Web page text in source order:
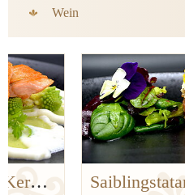
Wein
Saiblingstatar